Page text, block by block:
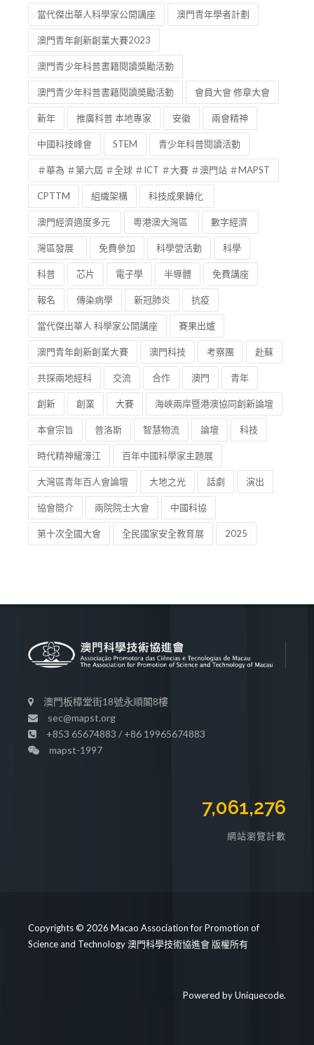
當代傑出華人科學家公開講座 澳門青年學者計劃
澳門青年創新創業大賽2023
澳門青少年科普書籍閱讀獎勵活動
澳門青少年科普書籍閱讀奬勵活動 會員大會 修章大會
新年 推廣科普 本地專家 安徽 兩會精神
中國科技峰會 STEM 青少年科普閱讀活動
＃華為 ＃第六屆 ＃全球 ＃ICT ＃大賽 ＃澳門站 ＃MAPST
CPTTM 組織架構 科技成果轉化
澳門經濟適度多元 粵港澳大灣區 數字經濟
灣區發展 免費參加 科學營活動 科學
科普 芯片 電子學 半導體 免費講座
報名 傳染病學 新冠肺炎 抗疫
當代傑出華人 科學家公開講座 賽果出爐
澳門青年創新創業大賽 澳門科技 考察團 赴蘇
共探兩地經科 交流 合作 澳門 青年
創新 創業 大賽 海峽兩岸暨港澳協同創新論壇
本會宗旨 普洛斯 智慧物流 論壇 科技
時代精神耀濠江 百年中國科學家主題展
大灣區青年百人會論壇 大地之光 話劇 演出
協會簡介 兩院院士大會 中國科協
第十次全國大會 全民國家安全教育展 2025
澳門板樟堂街18號永順閣8樓
sec@mapst.org
+853 65674883 / +86 19965674883
mapst-1997
7,061,276
網站瀏覽計數
Copyrights © 2026 Macao Association for Promotion of
Science and Technology 澳門科學技術協進會 版權所有
Powered byUniquecode.